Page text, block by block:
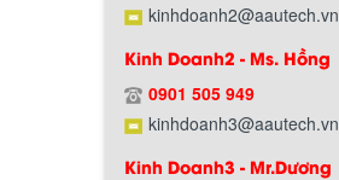
kinhdoanh2@aautech.vn
Kinh Doanh2 - Ms. Hồng
0901 505 949
kinhdoanh3@aautech.vn
Kinh Doanh3 - Mr.Dương
Chính sách bảo hành